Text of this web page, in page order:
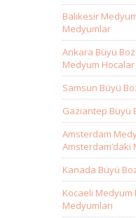
Balıkesir
Medyumlar
Ankara Büyü
Medyum Hocalar
Samsun Büyü
Gaziantep Büyü
Amsterdam
Amsterdam’daki
Kanada Büyü
Kocaeli Medyum
Medyumları